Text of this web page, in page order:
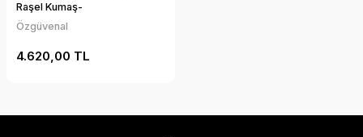
Raşel Kumaş-
Özgüvenal
4.620,00 TL